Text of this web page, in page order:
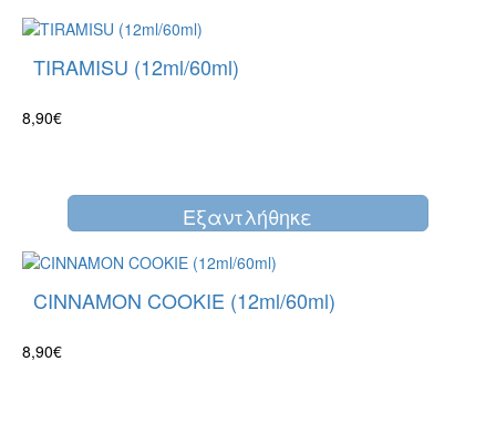
TIRAMISU (12ml/60ml)
8,90€
Eξαντλήθηκε
CINNAMON COOKIE (12ml/60ml)
8,90€